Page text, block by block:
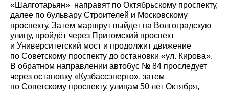
«Шалготарьян» направят по Октябрьскому проспекту,
далее по бульвару Строителей и Московскому
проспекту. Затем маршрут выйдет на Волгоградскую
улицу, пройдёт через Притомский проспект
и Университетский мост и продолжит движение
по Советскому проспекту до остановки «ул. Кирова».
В обратном направлении автобус № 84 проследует
через остановку «Кузбассэнерго», затем
по Советскому проспекту, улицам 50 лет Октября,